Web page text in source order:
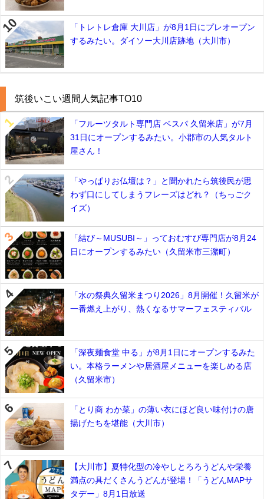
「トレトレ倉庫 大川店」が8月1日にプレオープン
するみたい。ダイソー大川店跡地（大川市）
筑後いこい週間人気記事TO10
「フルーツタルト専門店 ベスパ 久留米店」が7月
31日にオープンするみたい。小郡市の人気タルト
屋さん！
「やっぱりお仏壇は？」と聞かれたら筑後民が思
わず口にしてしまうフレーズはどれ？（ちっごク
イズ）
「結び～MUSUBI～」っておむすび専門店が8月24
日にオープンするみたい（久留米市三潴町）
「水の祭典久留米まつり2026」8月開催！久留米が
一番燃え上がり、熱くなるサマーフェスティバル
「深夜麺食堂 中る」が8月1日にオープンするみた
い。本格ラーメンや居酒屋メニューを楽しめる店
（久留米市）
「とり商 わか菜」の薄い衣にほど良い味付けの唐
揚げたちを堪能（大川市）
【大川市】夏特化型の冷やしとろろうどんや栄養
満点の具だくさんうどんが登場！「うどんMAPサ
タデー」8月1日放送